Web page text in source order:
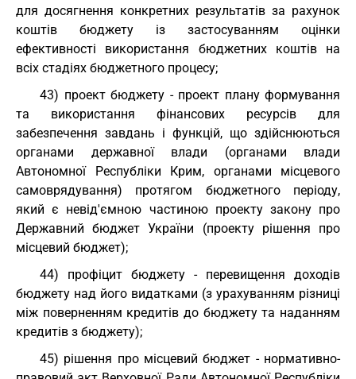
для досягнення конкретних результатів за рахунок
коштів бюджету із застосуванням оцінки
ефективності використання бюджетних коштів на
всіх стадіях бюджетного процесу;
43) проект бюджету - проект плану формування
та використання фінансових ресурсів для
забезпечення завдань і функцій, що здійснюються
органами державної влади (органами влади
Автономної Республіки Крим, органами місцевого
самоврядування) протягом бюджетного періоду,
який є невід'ємною частиною проекту закону про
Державний бюджет України (проекту рішення про
місцевий бюджет);
44) профіцит бюджету - перевищення доходів
бюджету над його видатками (з урахуванням різниці
між поверненням кредитів до бюджету та наданням
кредитів з бюджету);
45) рішення про місцевий бюджет - нормативно-